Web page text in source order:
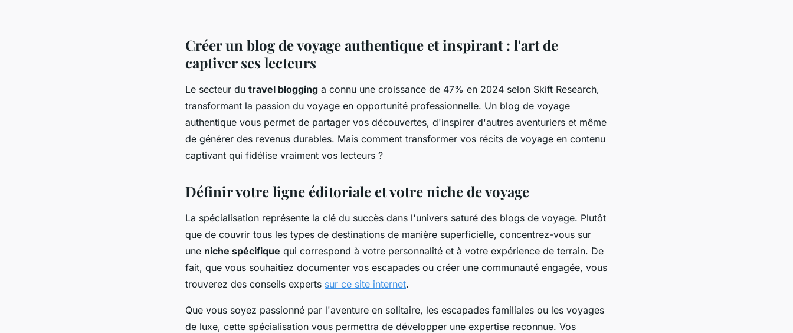
Créer un blog de voyage authentique et inspirant : l'art de
captiver ses lecteurs
Le secteur du travel blogging a connu une croissance de 47% en 2024 selon Skift Research,
transformant la passion du voyage en opportunité professionnelle. Un blog de voyage
authentique vous permet de partager vos découvertes, d'inspirer d'autres aventuriers et même
de générer des revenus durables. Mais comment transformer vos récits de voyage en contenu
captivant qui fidélise vraiment vos lecteurs ?
Définir votre ligne éditoriale et votre niche de voyage
La spécialisation représente la clé du succès dans l'univers saturé des blogs de voyage. Plutôt
que de couvrir tous les types de destinations de manière superficielle, concentrez-vous sur
une niche spécifique qui correspond à votre personnalité et à votre expérience de terrain. De
fait, que vous souhaitiez documenter vos escapades ou créer une communauté engagée, vous
trouverez des conseils experts sur ce site internet.
Que vous soyez passionné par l'aventure en solitaire, les escapades familiales ou les voyages
de luxe, cette spécialisation vous permettra de développer une expertise reconnue. Vos